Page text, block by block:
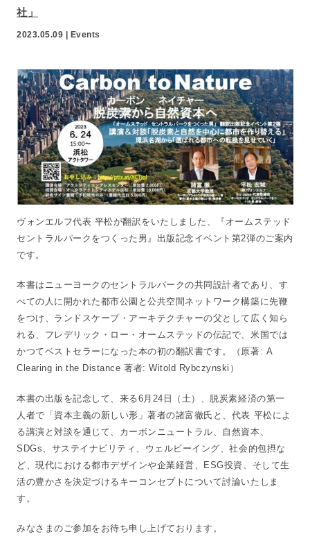
社」
2023.05.09 | Events
ヴォンエルフ代表 平松が翻訳をいたしました、『オームステッド
セントラルパークをつくった男』出版記念イベント第2弾のご案内
です。
本書はニューヨークのセントラルパークの共同設計者であり、す
べての人に開かれた都市公園と公共空間ネットワーク構築に先鞭
をつけ、ランドスケープ・アーキテクチャーの父として広く知ら
れる、フレデリック・ロー・オームステッドの伝記で、米国では
かつてベストセラーになった本の初の翻訳書です。（原著: A
Clearing in the Distance 著者: Witold Rybczynski）
本書の出版を記念して、来る6月24日（土）、脱炭素経済の第一
人者で「資本主義の新しい形」著者の諸富徹氏と、代表 平松によ
る講演と対談を通じて、カーボンニュートラル、自然資本、
SDGs、サステイナビリティ、ウェルビーイング、社会的包摂な
ど、現代における都市デザインや企業経営、ESG投資、そして生
活の豊かさを決定づけるキーコンセプトについて討論いたしま
す。
みなさまのご参加をお待ち申し上げております。